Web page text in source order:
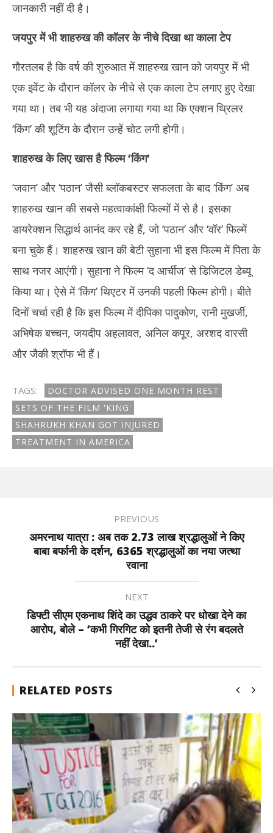
जानकारी नहीं दी है।
जयपुर में भी शाहरुख की कॉलर के नीचे दिखा था काला टेप
गौरतलब है कि वर्ष की शुरुआत में शाहरुख खान को जयपुर में भी
एक इवेंट के दौरान कॉलर के नीचे से एक काला टेप लगाए हुए देखा
गया था। तब भी यह अंदाजा लगाया गया था कि एक्शन थ्रिलर
‘किंग’ की शूटिंग के दौरान उन्‍हें चोट लगी होगी।
शाहरुख के लिए खास है फिल्म‘किंग‘
‘जवान’ और ‘पठान’ जैसी ब्‍लॉकबस्‍टर सफलता के बाद ‘किंग’ अब
शाहरुख खान की सबसे महत्वाकांक्षी फिल्मों में से है। इसका
डायरेक्‍शन सिद्धार्थ आनंद कर रहे हैं, जो ‘पठान’ और ‘वॉर’ फिल्‍में
बना चुके हैं। शाहरुख खान की बेटी सुहाना भी इस फिल्‍म में पिता के
साथ नजर आएंगी। सुहाना ने फिल्म ‘द आर्चीज’ से डिजिटल डेब्यू
किया था। ऐसे में ‘किंग’ थ‍िएटर में उनकी पहली फिल्‍म होगी। बीते
दिनों चर्चा रही है कि इस फिल्म में दीपिका पादुकोण, रानी मुखर्जी,
अभिषेक बच्चन, जयदीप अहलावत, अनिल कपूर, अरशद वारसी
और जैकी श्रॉफ भी हैं।
TAGS:
DOCTOR ADVISED ONE MONTH REST
SETS OF THE FILM 'KING'
SHAHRUKH KHAN GOT INJURED
TREATMENT IN AMERICA
PREVIOUS
अमरनाथ यात्रा : अब तक 2.73 लाख श्रद्धालुओं ने किए
बाबा बर्फानी के दर्शन, 6365 श्रद्धालुओं का नया जत्था
रवाना
NEXT
डिफ्टी सीएम एकनाथ शिंदे का उद्धव ठाकरे पर धोखा देने का
आरोप, बोले – ‘कभी गिरगिट को इतनी तेजी से रंग बदलते
नहीं देखा..’
RELATED POSTS